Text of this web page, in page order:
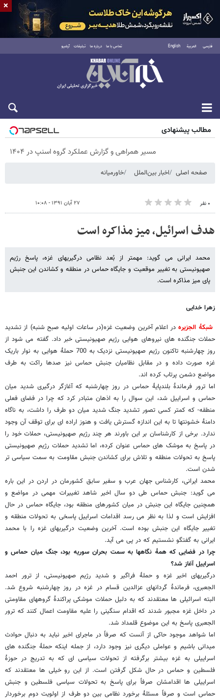
فارسی العربية English تماس با ما درباره ما تبلیغات آرشیو
شنبه ۱۷ مرداد ۱۴۰۵
مطالب پیشنهادی
مسیر همراهی و گزارش عملکرد گروه اسنپ در ۱۴۰۴
صفحه اصلی اخبار بین‌الملل خاورمیانه
۰ نفر ۲۷ آبان ۱۳۹۱ - ۱۰:۰۸
هدف اسرائیل، میز مذاکره است
محمد ایرانی می گوید: مهمتر از بُعد نظامی درگیریهای غزه، پاسخ رژیم
صهیونیستی به تغییر موقعیت و جایگاه حماس در منطقه و کشاندن این جنبش
پای میز مذاکره است.
زهرا خدایی
شبکۀ الجزیرهدر اعلام آخرین وضعیت غزه(در ساعات اولیه صبح شنبه) از تشدید
حملات جنگنده های نیروهای هوایی رژیم صهیونیستی خبر داد. گفته می شود از
روز چهارشنبه تاکنون رژیم صهیونیستی نزدیک به 700 حملۀ هوایی به نوار باریک
غزه صورت داده و در مقابل نظامیان جنبش حماس نیز صدها راکت به طرف
مواضع دشمن پرتاب کرده اند.
اما ترور فرماندۀ بلندپایۀ حماس در روز چهارشنبه که آغازگر درگیری شدید میان
حماس و اسراییل شد، این سوال را به اذهان متبادر کرد که چرا در فضای فعلی
منطقه- که کمتر کسی تصور تشدید جنگ شدید میان دو طرف را داشت، به ناگاه
دامنۀ خشونتها تا به این اندازه گسترش یافت و هنوز اراده ای برای توقف آن وجود
ندارد. برخی از کارشناسان بر این باورند هر چند رژیم صهیونیستی، حملات خود را
در پاسخ به موشک های حماس عنوان کرده، اما تشدید حملات رژیم صهیونیستی
پاسخ به تحولات منطقه و تلاش برای کشاندن جنبش مقاومت به سمت سیاسی تر
شدن است.
محمد ایرانی، کارشناس جهان عرب و سفیر سابق کشورمان در اردن در این باره
می گوید: جنبش حماس طی دو سال اخیر شاهد تغییرات مهمی در مواضع و
همچنین جایگاه این جنبش در میان کشورهای منطقه بود، جایگاه حماس در حال
افزایش است و لذا به نظر می رسد اقدامات اسراییل پاسخی به تحولات منطقه و
تغییر جایگاه این جنبش بوده است. آخرین وضعیت درگیریهای غزه را با محمد
ایرانی به گفتگو نشستیم که در پی می آید.
چرا در فضایی که همۀ نگاهها به سمت بحران سوریه بود، جنگ میان حماس و
اسراییل آغاز شد؟
درگیریهای اخیر غزه و حملۀ فراگیر و شدید رژیم صهیونیستی، از ترور احمد
الجعبری، فرماندۀ گردانهای عزالدین قسام در غزه در روز چهارشنبه شروع شد.
البته اسرائیلی ها معتقدند که به دلیل حملات موشکی پراکندۀ گروههای مقاومتی
در داخل غزه مجبور شدند که اقدام سنگینی را علیه مقاومت اعمال کنند که ترور
الجعبری پاسخ به این موضوع قلمداد شد.
اما شواهد موجود حاکی از آنست که صرفاً در ماجرای اخیر نباید به دنبال حوادث
میدانی باشیم و عواملی دیگری نیز وجود دارد، از جمله اینکه حملۀ جنگنده های
اسراییلی به غزه بیشتر برگرفته از تحولات سیاسی ای که به تدریج در حوزۀ
فلسطین و حماس در حال شکل گرفتن است. از این رو خیلی ها معتقدند که
اسراییلی ها اقدامشان صرفاً برای پاسخ به تحولات سیاسی فلسطین و جنبش
حماس است و صرفاً مسئلۀ برخورد نظامی بین دو طرف از اولویت دوم برخوردار
×